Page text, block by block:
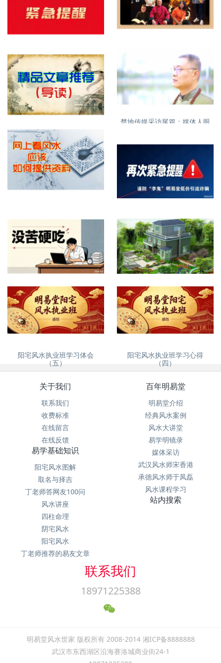
紧急提醒，明易堂有重名，大
家需看清
楚地传媒采访尾篇：媒体人眼
特别推荐精品文章
再次紧急提醒，谨防诈骗
没苦硬吃？ 自建房、别墅风水怎么看
阳宅风水执业班学习体会
（五）
阳宅风水执业班学习心得
（四）
关于我们
联系我们
收费标准
在线留言
在线反馈
百年明易堂
明易堂介绍
经典风水案例
风水大讲堂
易学明镜录
媒体采访
武汉风水师宋香港
承德风水师于凤磊
风水课程学习
易学基础知识
阳宅风水图解
取名与择吉
丁老师答网友100问
风水讲座
四柱命理
阴宅风水
阳宅风水
丁老师推荐的易友文章
站内搜索
联系我们
18971225388
明易堂风水世家 版权所有 2008-2014 湘ICP备8888888
武汉市东西湖区沿海赛洛城商业街24-1